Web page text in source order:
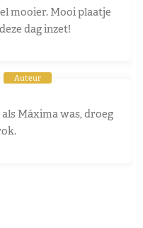
mooier. Mooi plaatje
dag inzet!
Auteur
Máxima was, droeg